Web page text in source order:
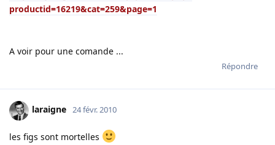
productid=16219&cat=259&page=1
A voir pour une comande ...
Répondre
laraigne 24 févr. 2010
les figs sont mortelles